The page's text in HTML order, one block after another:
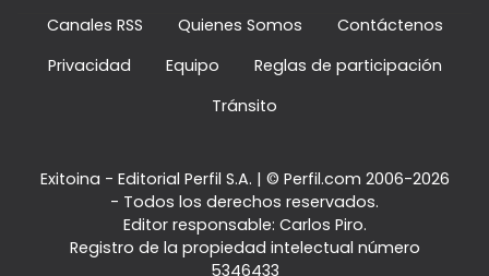
Canales RSS Quienes Somos
Contáctenos
Privacidad
Equipo
Reglas de participación
Tránsito
Exitoina - Editorial Perfil S.A. | © Perfil.com 2006-2026
- Todos los derechos reservados.
Editor responsable: Carlos Piro.
Registro de la propiedad intelectual número
5346433